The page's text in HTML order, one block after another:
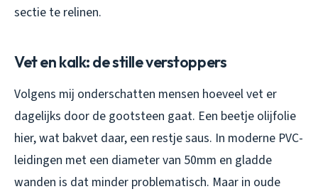
sectie te relinen.
Vet en kalk: de stille verstoppers
Volgens mij onderschatten mensen hoeveel vet er
dagelijks door de gootsteen gaat. Een beetje olijfolie
hier, wat bakvet daar, een restje saus. In moderne PVC-
leidingen met een diameter van 50mm en gladde
wanden is dat minder problematisch. Maar in oude